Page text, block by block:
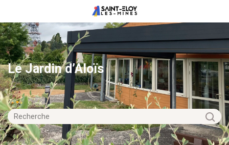
Le Jardin d’Aloïs